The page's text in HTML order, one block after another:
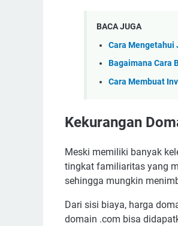
BACA JUGA
Cara Mengetahui
Bagaimana Cara
Cara Membuat
Kekurangan
Meski memiliki banyak
tingkat familiaritas yang
sehingga mungkin
Dari sisi biaya, harga
domain .com bisa